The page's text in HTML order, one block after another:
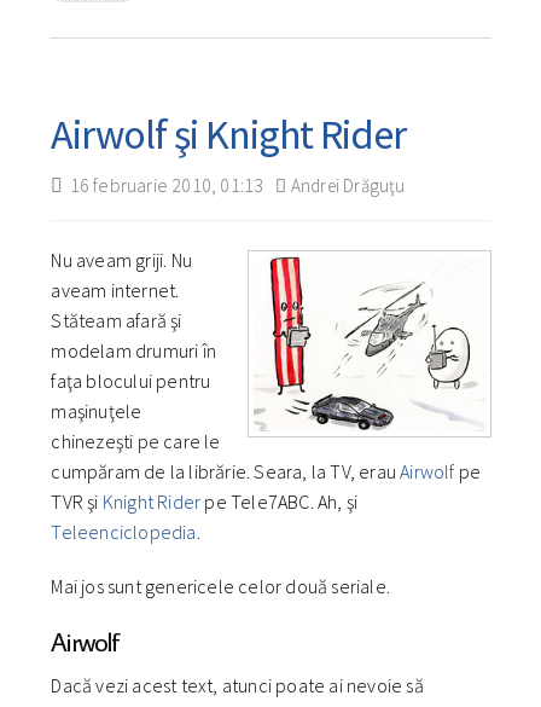
Airwolf şi Knight Rider
16 februarie 2010, 01:13 Andrei Drăguţu
Nu aveam griji. Nu
aveam internet.
Stăteam afară şi
modelam drumuri în
faţa blocului pentru
maşinuţele
chinezeşti pe care le
cumpăram de la librărie. Seara, la TV, erauAirwolfpe
TVR şi Knight Rider pe Tele7ABC. Ah, şi
Teleenciclopedia.
Mai jos sunt genericele celor două seriale.
Airwolf
Dacă vezi acest text, atunci poate ai nevoie să